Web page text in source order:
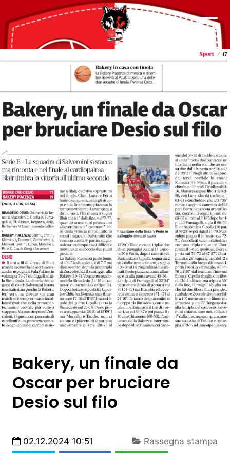
Bakery, un finale da
Oscar per bruciare
Desio sul filo
02.12.2024 10:51 Rassegna stampa